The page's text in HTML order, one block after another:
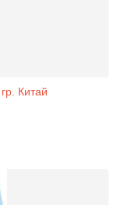
Китай